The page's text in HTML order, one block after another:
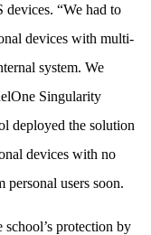
“We had to
devices with multi-
system. We
Singularity
deployed the solution
devices with no
users soon.
protection by